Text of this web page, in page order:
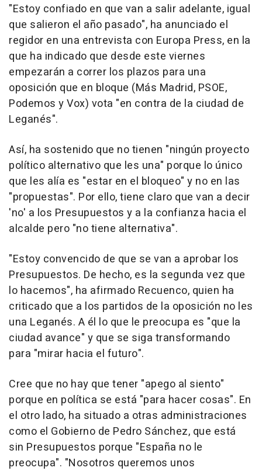
"Estoy confiado en que van a salir adelante, igual
que salieron el año pasado", ha anunciado el
regidor en una entrevista con Europa Press, en la
que ha indicado que desde este viernes
empezarán a correr los plazos para una
oposición que en bloque (Más Madrid, PSOE,
Podemos y Vox) vota "en contra de la ciudad de
Leganés".
Así, ha sostenido que no tienen "ningún proyecto
político alternativo que les una" porque lo único
que les alía es "estar en el bloqueo" y no en las
"propuestas". Por ello, tiene claro que van a decir
'no' a los Presupuestos y a la confianza hacia el
alcalde pero "no tiene alternativa".
"Estoy convencido de que se van a aprobar los
Presupuestos. De hecho, es la segunda vez que
lo hacemos", ha afirmado Recuenco, quien ha
criticado que a los partidos de la oposición no les
una Leganés. A él lo que le preocupa es "que la
ciudad avance" y que se siga transformando
para "mirar hacia el futuro".
Cree que no hay que tener "apego al siento"
porque en política se está "para hacer cosas". En
el otro lado, ha situado a otras administraciones
como el Gobierno de Pedro Sánchez, que está
sin Presupuestos porque "España no le
preocupa". "Nosotros queremos unos